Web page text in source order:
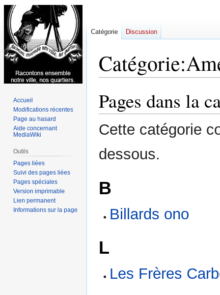
Catégorie:
la
navigation
la
recherche
Pages dans la
Cette catégorie
dessous.
B
Billards ono
L
Les Frères
Catégorie Discussion
Accueil
Modifications récentes
Page au hasard
Aide concernant
MediaWiki
Outils
Pages liées
Suivi des pages liées
Pages spéciales
Version imprimable
Lien permanent
Informations sur la page